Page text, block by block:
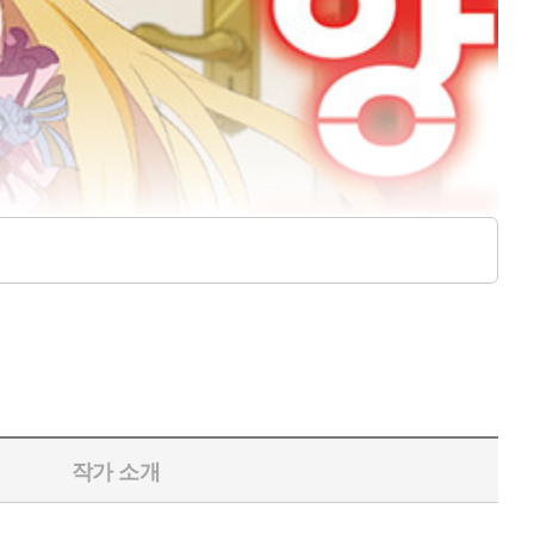
작가 소개